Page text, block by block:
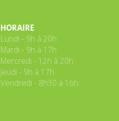
HORAIRE
Lundi - 9h à 20h
Mardi - 9h à 17h
Mercredi - 12h à 20h
Jeudi - 9h à 17h
Vendredi - 8h30 à 16h